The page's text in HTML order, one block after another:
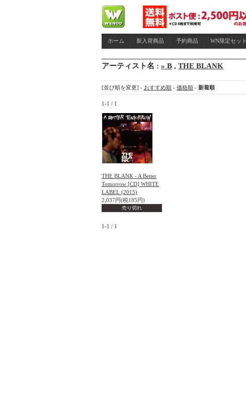
ホーム 新入荷商品 予約商品 WN限定セット
アーティスト名 : » B , THE BLANK
[並び順を変更] - おすすめ順 - 価格順 - 新着順
1-1 / 1
THE BLANK - A Better
Tomorrow [CD] WHITE
LABEL (2015)
2,037円(税185円)
売り切れ
1-1 / 1